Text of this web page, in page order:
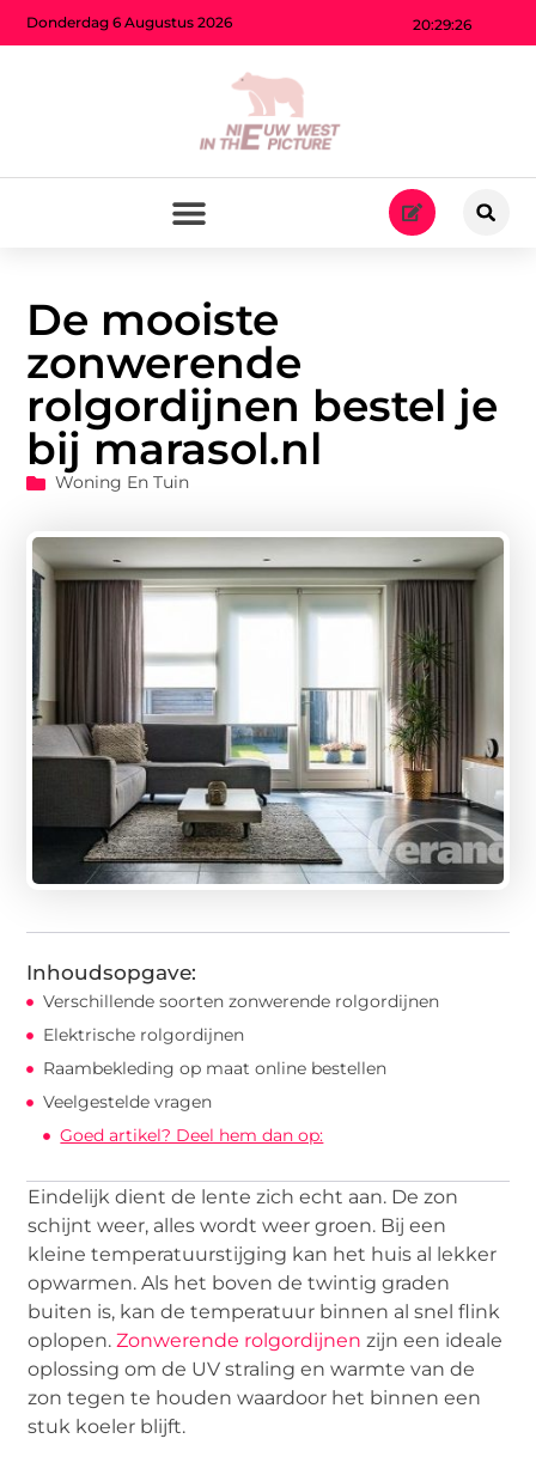
20:29:27
Donderdag 6 Augustus 2026
De mooiste
zonwerende
rolgordijnen bestel je
bij marasol.nl
Woning En Tuin
Inhoudsopgave:
Verschillende soorten zonwerende rolgordijnen
Elektrische rolgordijnen
Raambekleding op maat online bestellen
Veelgestelde vragen
Goed artikel? Deel hem dan op:
Eindelijk dient de lente zich echt aan. De zon
schijnt weer, alles wordt weer groen. Bij een
kleine temperatuurstijging kan het huis al lekker
opwarmen. Als het boven de twintig graden
buiten is, kan de temperatuur binnen al snel flink
oplopen.Zonwerende rolgordijnen zijn een ideale
oplossing om de UV straling en warmte van de
zon tegen te houden waardoor het binnen een
stuk koeler blijft.